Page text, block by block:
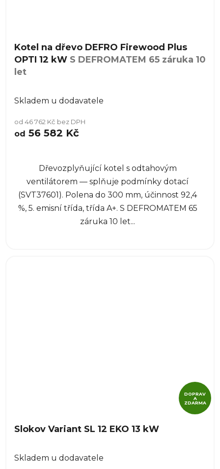
Kotel na dřevo DEFRO Firewood Plus
OPTI 12 kW S DEFROMATEM 65 záruka 10
let
Skladem u dodavatele
od 46 762 Kč bez DPH
od 56 582 Kč
Dřevozplyňující kotel s odtahovým
ventilátorem — splňuje podmínky dotací
(SVT37601). Polena do 300 mm, účinnost 92,4
%, 5. emisní třída, třída A+. S DEFROMATEM 65
záruka 10 let...
DOPRAV
A
ZDARMA
Slokov Variant SL 12 EKO 13 kW
Skladem u dodavatele